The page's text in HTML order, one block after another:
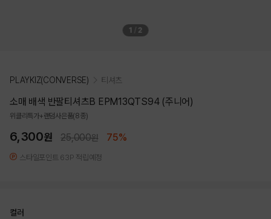
1 2
PLAYKIZ(CONVERSE) 티셔츠
소매 배색 반팔티셔츠B EPM13QTS94 (주니어)
위클리특가+랜덤사은품(8종)
6,300원 25,000원 75%
스타일포인트 63P 적립예정
컬러